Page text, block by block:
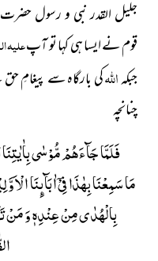
جلیل القدر نبی و رسول
قوم نے ایسا ہی کہا تو آپعلیہ
جبکہاللہکی بارگاہ سے پیغامِ
چنانچہ
فَلَمَّا جَآءَهُمْ مُّوْسٰى
مَا سَمِعْنَا بِهٰذَا فِیْۤ اٰبَآىٕنَا
بِالْهُدٰى مِنْ عِنْدِهٖ وَ مَنْ